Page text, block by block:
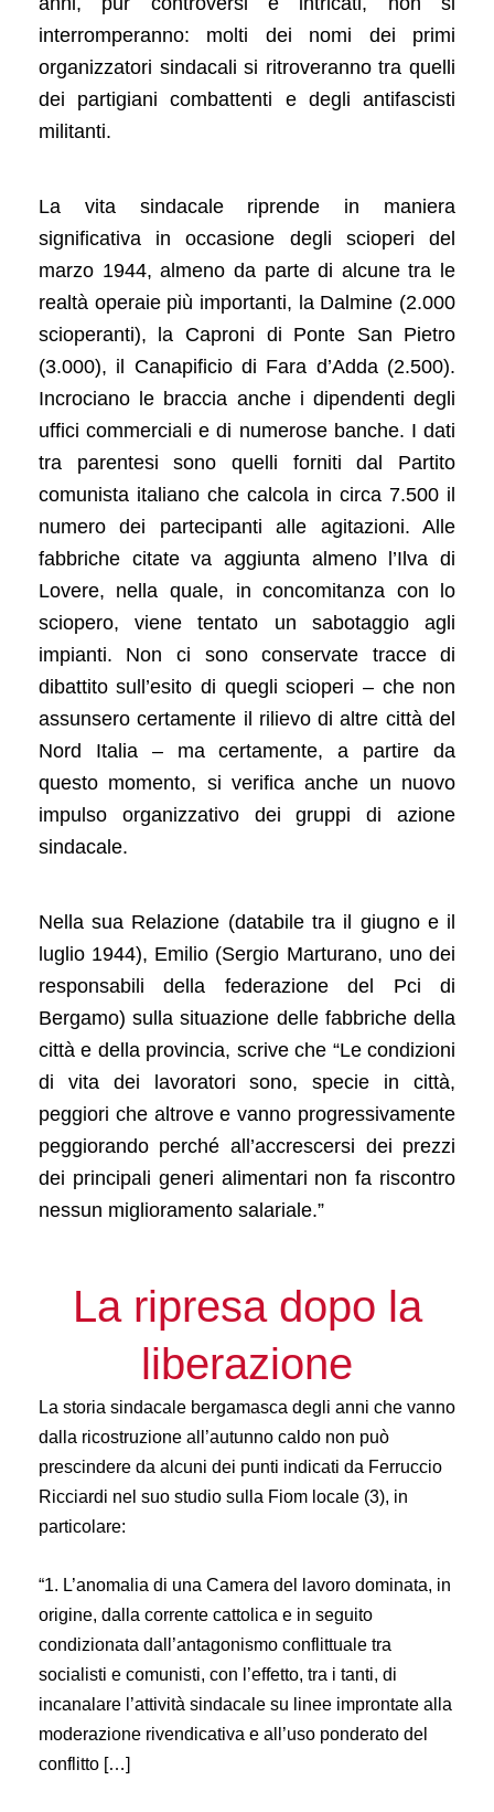
interromperanno: molti dei nomi dei primi
organizzatori sindacali si ritroveranno tra quelli
dei partigiani combattenti e degli antifascisti
militanti.
La vita sindacale riprende in maniera
significativa in occasione degli scioperi del
marzo 1944, almeno da parte di alcune tra le
realtà operaie più importanti, la Dalmine (2.000
scioperanti), la Caproni di Ponte San Pietro
(3.000), il Canapificio di Fara d’Adda (2.500).
Incrociano le braccia anche i dipendenti degli
uffici commerciali e di numerose banche. I dati
tra parentesi sono quelli forniti dal Partito
comunista italiano che calcola in circa 7.500 il
numero dei partecipanti alle agitazioni. Alle
fabbriche citate va aggiunta almeno l’Ilva di
Lovere, nella quale, in concomitanza con lo
sciopero, viene tentato un sabotaggio agli
impianti. Non ci sono conservate tracce di
dibattito sull’esito di quegli scioperi – che non
assunsero certamente il rilievo di altre città del
Nord Italia – ma certamente, a partire da
questo momento, si verifica anche un nuovo
impulso organizzativo dei gruppi di azione
sindacale.
Nella sua Relazione (databile tra il giugno e il
luglio 1944), Emilio (Sergio Marturano, uno dei
responsabili della federazione del Pci di
Bergamo) sulla situazione delle fabbriche della
città e della provincia, scrive che “Le condizioni
di vita dei lavoratori sono, specie in città,
peggiori che altrove e vanno progressivamente
peggiorando perché all’accrescersi dei prezzi
dei principali generi alimentari non fa riscontro
nessun miglioramento salariale.”
La ripresa dopo la
liberazione
La storia sindacale bergamasca degli anni che vanno
dalla ricostruzione all’autunno caldo non può
prescindere da alcuni dei punti indicati da Ferruccio
Ricciardi nel suo studio sulla Fiom locale (3), in
particolare:
“1. L’anomalia di una Camera del lavoro dominata, in
origine, dalla corrente cattolica e in seguito
condizionata dall’antagonismo conflittuale tra
socialisti e comunisti, con l’effetto, tra i tanti, di
incanalare l’attività sindacale su linee improntate alla
moderazione rivendicativa e all’uso ponderato del
conflitto […]